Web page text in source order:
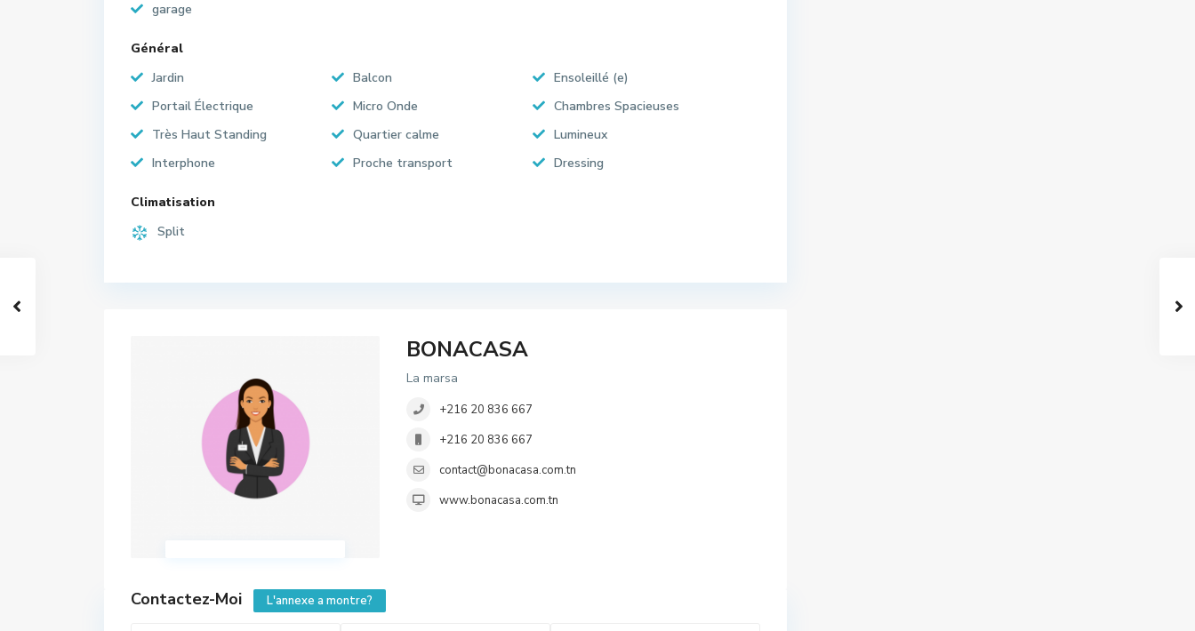
garage
Général
Jardin
Balcon
Ensoleillé (e)
Portail Électrique
Micro Onde
Chambres Spacieuses
Très Haut Standing
Quartier calme
Lumineux
Interphone
Proche transport Dressing
Climatisation
Split
BONACASA
La marsa
+216 20 836 667
+216 20 836 667
contact@bonacasa.com.tn
www.bonacasa.com.tn
Contactez-Moi L'annexe a montre?